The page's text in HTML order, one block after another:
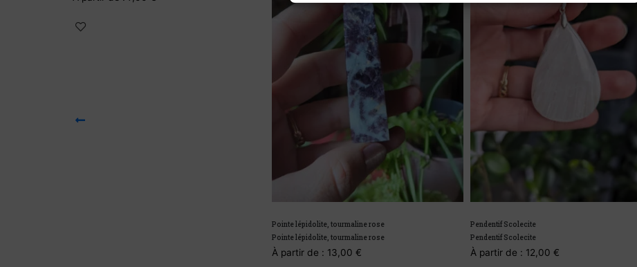
Pointe lépidolite, tourmaline rose
Pointe lépidolite, tourmaline rose
À partir de : 13,00 €
Pendentif Scolecite
Pendentif Scolecite
À partir de : 12,00 €